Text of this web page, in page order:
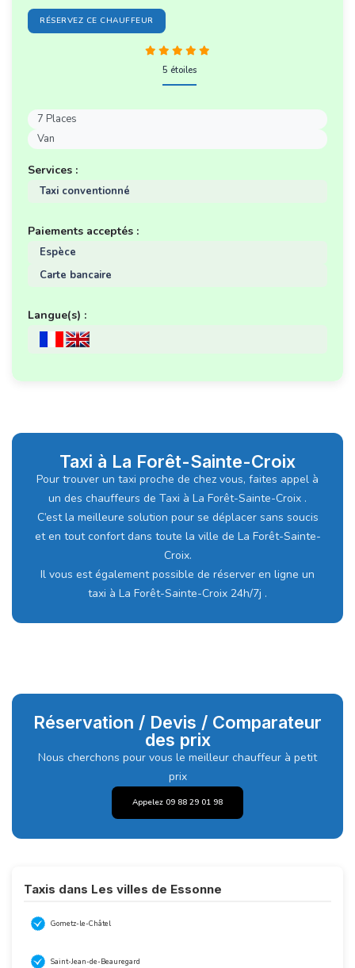
RÉSERVEZ CE CHAUFFEUR
5 étoiles
7 Places
Van
Services :
Taxi conventionné
Paiements acceptés :
Espèce
Carte bancaire
Langue(s) :
Taxi à La Forêt-Sainte-Croix
Pour trouver un taxi proche de chez vous, faites appel à
un des chauffeurs de Taxi à La Forêt-Sainte-Croix .
C’est la meilleure solution pour se déplacer sans soucis
et en tout confort dans toute la ville de La Forêt-Sainte-
Croix.
Il vous est également possible de réserver en ligne un
taxi à La Forêt-Sainte-Croix 24h/7j .
Réservation / Devis / Comparateur
des prix
Nous cherchons pour vous le meilleur chauffeur à petit
prix
Appelez 09 88 29 01 98
Taxis dans Les villes de Essonne
Gometz-le-Châtel
Saint-Jean-de-Beauregard